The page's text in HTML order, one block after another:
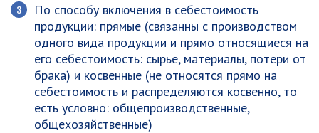
По способу включения в себестоимость
продукции: прямые (связанны с производством
одного вида продукции и прямо относящиеся на
его себестоимость: сырье, материалы, потери от
брака) и косвенные (не относятся прямо на
себестоимость и распределяются косвенно, то
есть условно: общепроизводственные,
общехозяйственные)